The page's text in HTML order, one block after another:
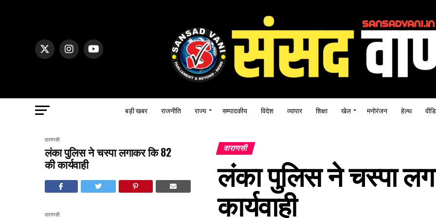
बड़ी खबर राजनीति राज्य सम्पादकीय विदेश व्यापार शिक्षा खेल मनोरंजन हेल्थ
वाराणसी
लंका पुलिस ने चस्पा लगाकर कि 82
की कार्यवाही
वाराणसी
वाराणसी
लंका पुलिस ने चस्पा
कार्यवाही